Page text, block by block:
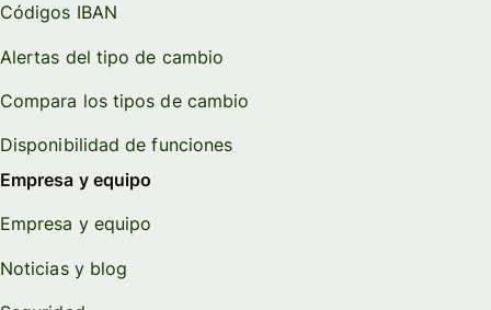
Códigos IBAN
Alertas del tipo de cambio
Compara los tipos de cambio
Disponibilidad de funciones
Empresa y equipo
Empresa y equipo
Noticias y blog